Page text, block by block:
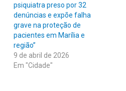
psiquiatra preso por 32
denúncias e expõe falha
grave na proteção de
pacientes em Marília e
região”
9 de abril de 2026
Em "Cidade"